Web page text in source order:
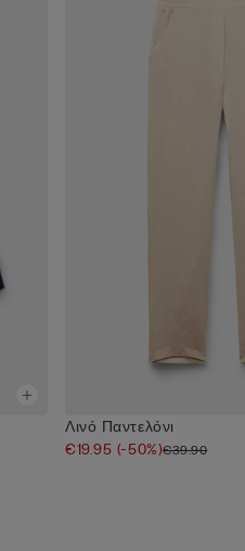
Λινό Παντελόνι
€19.95 (-50%)€39.90